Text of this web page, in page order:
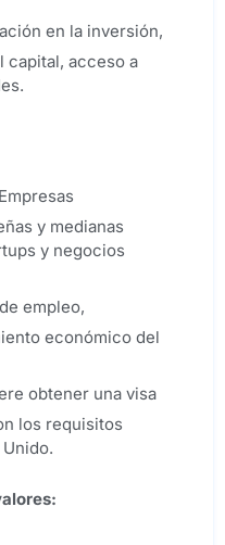
en la inversión,
capital, acceso a
y medianas
y negocios
empleo,
económico del
obtener una visa
los requisitos